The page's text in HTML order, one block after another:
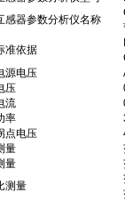
感器参数分析仪名称
准依据
源电压
压
流
率
点电压
量
量
测量